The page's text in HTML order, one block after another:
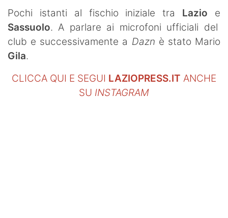
Pochi istanti al fischio iniziale tra Lazio e
Sassuolo. A parlare ai microfoni ufficiali del
club e successivamente a Dazn è stato Mario
Gila.
CLICCA QUI E SEGUI LAZIOPRESS.IT ANCHE
SU INSTAGRAM